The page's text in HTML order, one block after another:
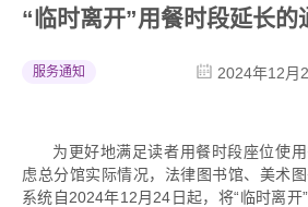
“临时离开”用餐时段延长的
服务通知 2024年12月
为更好地满足读者用餐时段座位使
虑总分馆实际情况，法律图书馆、美术
系统自2024年12月24日起，将“临时离开